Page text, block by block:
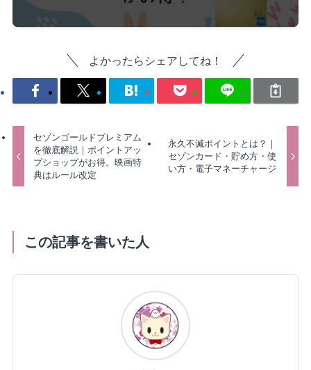
よかったらシェアしてね！
セゾンゴールドプレミアム
を徹底解説｜ポイントアッ
プショップがお得。映画特
典はルール改定
永久不滅ポイントとは？｜
セゾンカード・貯め方・使
い方・電子マネーチャージ
この記事を書いた人